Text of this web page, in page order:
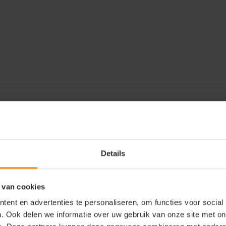
Details
cookies
en advertenties te personaliseren, om functies voor social
Ook delen we informatie over uw gebruik van onze site met
is een hoogwaardige
katoen met een gewicht
duurzaamheid en stijl
bevestigd | 3
voor sublimatie Ideaal
dankzij de duidelijke